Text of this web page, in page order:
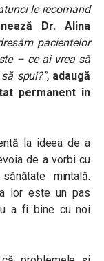
le recomand
Dr. Alina
pacientelor
– ce ai vrea să
spui?”, adaugă
permanent în
la ideea de a
de a vorbi cu
mintală.
lor este un pas
a fi bine cu noi